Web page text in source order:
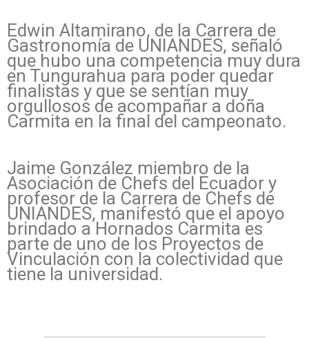
Edwin Altamirano, de la Carrera de
Gastronomía de UNIANDES, señaló
que hubo una competencia muy dura
en Tungurahua para poder quedar
finalistas y que se sentían muy
orgullosos de acompañar a doña
Carmita en la final del campeonato.
Jaime González miembro de la
Asociación de Chefs del Ecuador y
profesor de la Carrera de Chefs de
UNIANDES, manifestó que el apoyo
brindado a Hornados Carmita es
parte de uno de los Proyectos de
Vinculación con la colectividad que
tiene la universidad.